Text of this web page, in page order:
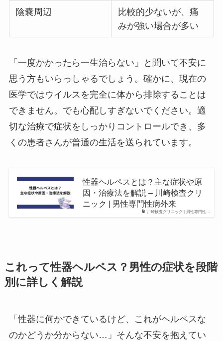
陰嚢周辺
比較的少ないが、痛
みが強い場合が多い
「一度かかったら一生治らない」と聞いて不安に
思う方もいらっしゃるでしょう。確かに、現在の
医学ではウイルスを完全に体から排除することは
できません。でも心配しすぎないでください。適
切な治療で症状をしっかりコントロールでき、多
くの患者さんが普通の生活を送られています。
川崎検査クリニック | 男性専門性…
性器ヘルペスとは？主な症状や原
因・治療法を解説 – 川崎検査クリ
ニック | 男性専門性病外来
これって性器ヘルペス？男性の症状を段階
別に詳しく解説
「性器に何かできているけど、これがヘルペスな
のかどうか分からない…」そんな不安を抱えてい